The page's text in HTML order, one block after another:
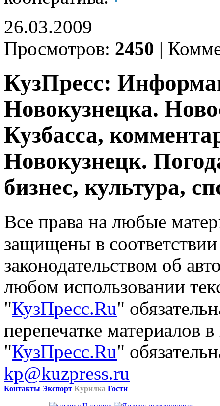
26.03.2009
Просмотров: 2450 |
КузПресс:
Новокузнецка.
Кузбасса,
Новокузнецк.
бизнес, культура,
Все права на любые
защищены в
законодательством об
любом использовании
"КузПресс.Ru"
перепечатке материалов
"КузПресс.Ru"
kp@kuzpress.ru
Контакты Экспорт Курилка Гости